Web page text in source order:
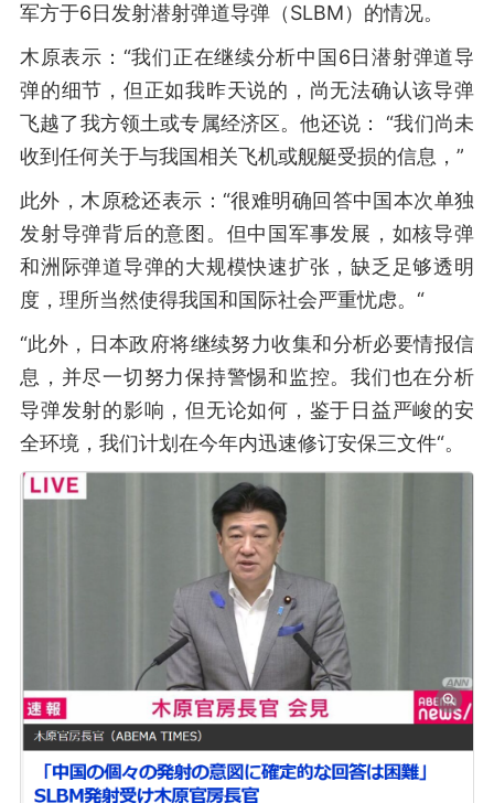
军方于6日发射潜射弹道导弹（SLBM）的情况。
木原表示：“我们正在继续分析中国6日潜射弹道导
弹的细节，但正如我昨天说的，尚无法确认该导弹
飞越了我方领土或专属经济区。他还说： “我们尚未
收到任何关于与我国相关飞机或舰艇受损的信息，”
此外，木原稔还表示：“很难明确回答中国本次单独
发射导弹背后的意图。但中国军事发展，如核导弹
和洲际弹道导弹的大规模快速扩张，缺乏足够透明
度，理所当然使得我国和国际社会严重忧虑。“
“此外，日本政府将继续努力收集和分析必要情报信
息，并尽一切努力保持警惕和监控。我们也在分析
导弹发射的影响，但无论如何，鉴于日益严峻的安
全环境，我们计划在今年内迅速修订安保三文件“。